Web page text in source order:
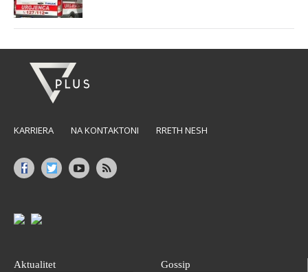
KARRIERA NA KONTAKTONI RRETH NESH
Aktualitet Gossip